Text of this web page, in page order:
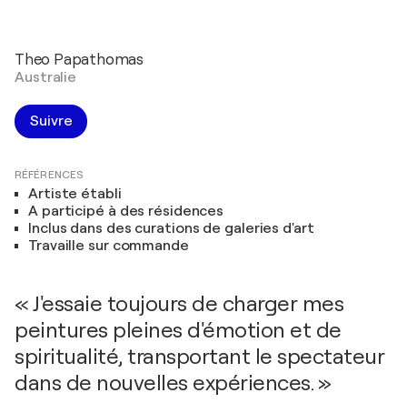
Theo Papathomas
Australie
Suivre
RÉFÉRENCES
Artiste établi
A participé à des résidences
Inclus dans des curations de galeries d'art
Travaille sur commande
« J'essaie toujours de charger mes
peintures pleines d'émotion et de
spiritualité, transportant le spectateur
dans de nouvelles expériences. »